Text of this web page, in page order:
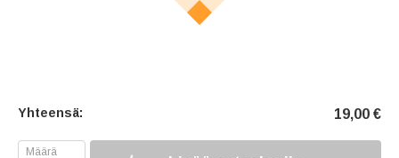
Yhteensä: 19,00 €